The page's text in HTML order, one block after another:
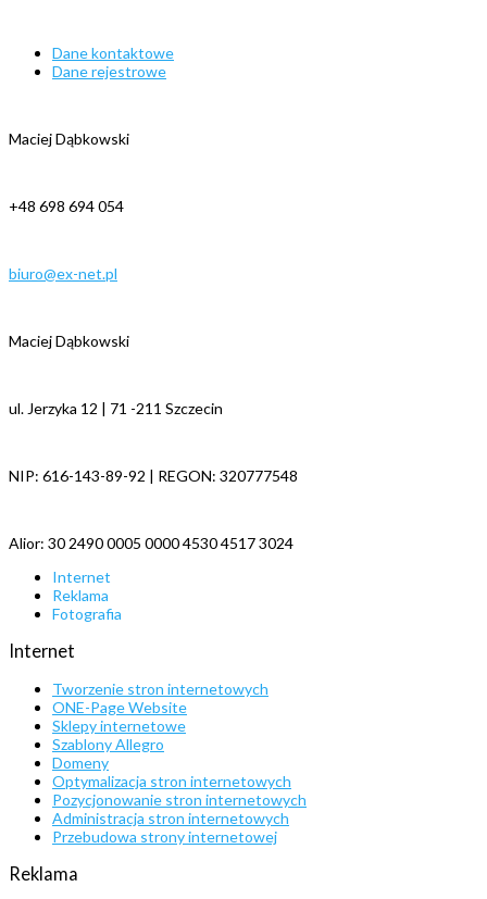
Dane kontaktowe
Dane rejestrowe
Maciej Dąbkowski
+48 698 694 054
biuro@ex-net.pl
Maciej Dąbkowski
ul. Jerzyka 12 | 71 -211 Szczecin
NIP: 616-143-89-92 | REGON: 320777548
Alior: 30 2490 0005 0000 4530 4517 3024
Internet
Reklama
Fotografia
Internet
Tworzenie stron internetowych
ONE-Page Website
Sklepy internetowe
Szablony Allegro
Domeny
Optymalizacja stron internetowych
Pozycjonowanie stron internetowych
Administracja stron internetowych
Przebudowa strony internetowej
Reklama